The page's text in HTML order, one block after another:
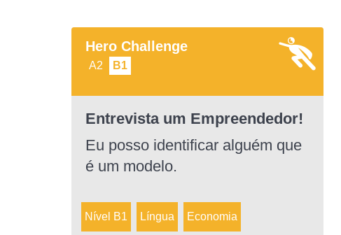
Hero Challenge
A2 B1
Entrevista um Empreendedor!
Eu posso identificar alguém que
é um modelo.
Nível B1 Língua Economia